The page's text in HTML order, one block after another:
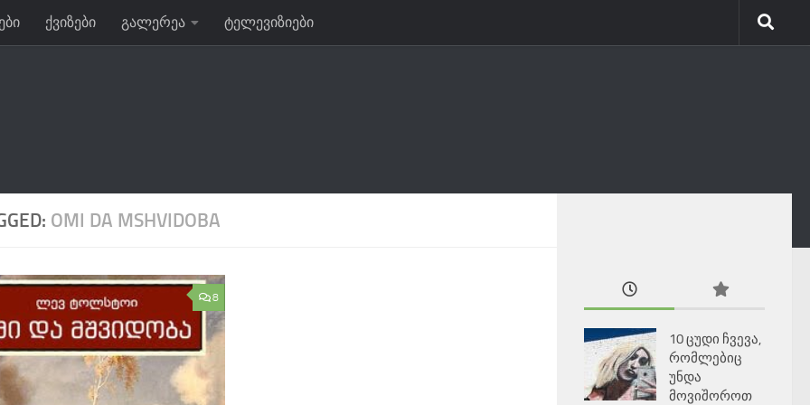
ქვიზები გალერეა ტელევიზიები
OMI DA MSHVIDOBA
8
10 ცუდი ჩვევა,
რომლებიც
უნდა
მოვიშოროთ